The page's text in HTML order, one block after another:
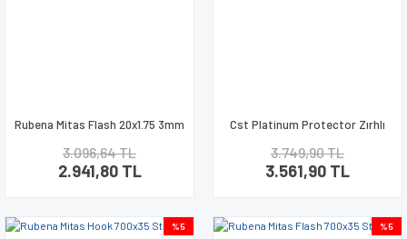
Rubena Mitas Flash 20x1.75 3mm
3.096,64 TL
2.941,80 TL
Cst Platinum Protector Zırhlı
3.749,90 TL
3.561,90 TL
%5 %5